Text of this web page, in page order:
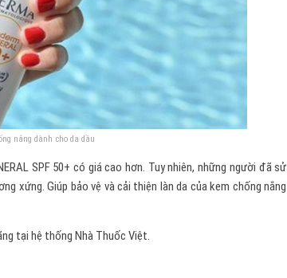
nắng dành cho da dầu
SPF 50+ có giá cao hơn. Tuy nhiên, những người đã sử
xứng. Giúp bảo vệ và cải thiện làn da của kem chống nắng
tại hệ thống Nhà Thuốc Việt.